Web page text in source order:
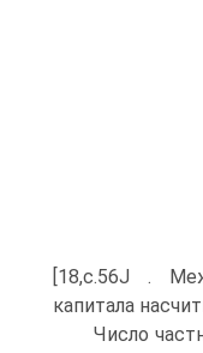
[18,с.56J .
капитала
Число